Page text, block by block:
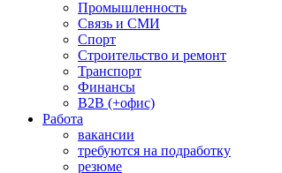
Промышленность
Связь и СМИ
Спорт
Строительство и ремонт
Транспорт
Финансы
B2B (+офис)
Работа
вакансии
требуются на подработку
резюме